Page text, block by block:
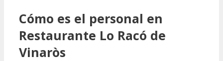
Cómo es el personal en
Restaurante Lo Racó de
Vinaròs